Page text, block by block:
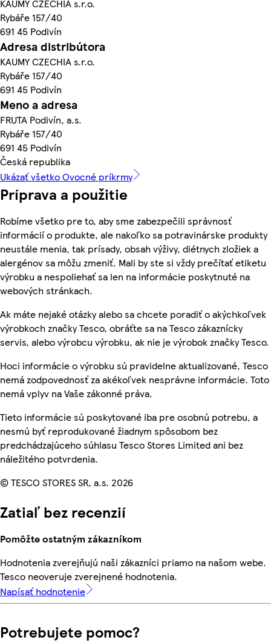
KAUMY CZECHIA s.r.o.
Rybáře 157/40
691 45 Podivín
Adresa distribútora
KAUMY CZECHIA s.r.o.
Rybáře 157/40
691 45 Podivín
Meno a adresa
FRUTA Podivín, a.s.
Rybáře 157/40
691 45 Podivín
Česká republika
Ukázať všetko Ovocné príkrmy
Príprava a použitie
Robíme všetko pre to, aby sme zabezpečili správnosť
informácií o produkte, ale nakoľko sa potravinárske produkty
neustále menia, tak prísady, obsah výživy, diétnych zložiek a
alergénov sa môžu zmeniť. Mali by ste si vždy prečítať etiketu
výrobku a nespoliehať sa len na informácie poskytnuté na
webových stránkach.
Ak máte nejaké otázky alebo sa chcete poradiť o akýchkoľvek
výrobkoch značky Tesco, obráťte sa na Tesco zákaznícky
servis, alebo výrobcu výrobku, ak nie je výrobok značky Tesco.
Hoci informácie o výrobku sú pravidelne aktualizované, Tesco
nemá zodpovednosť za akékoľvek nesprávne informácie. Toto
nemá vplyv na Vaše zákonné práva.
Tieto informácie sú poskytované iba pre osobnú potrebu, a
nesmú byť reprodukované žiadnym spôsobom bez
predchádzajúceho súhlasu Tesco Stores Limited ani bez
náležitého potvrdenia.
© TESCO STORES SR, a.s. 2026
Zatiaľ bez recenzií
Pomôžte ostatným zákazníkom
Hodnotenia zverejňujú naši zákazníci priamo na našom webe.
Tesco neoveruje zverejnené hodnotenia.
Napísať hodnotenie
Potrebujete pomoc?